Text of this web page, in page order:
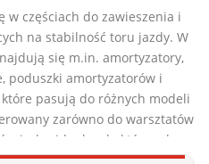
w częściach do zawieszenia i
na stabilność toru jazdy. W
się m.in. amortyzatory,
poduszki amortyzatorów i
pasują do różnych modeli
zarówno do warsztatów
indywidualnych, którzy chcą